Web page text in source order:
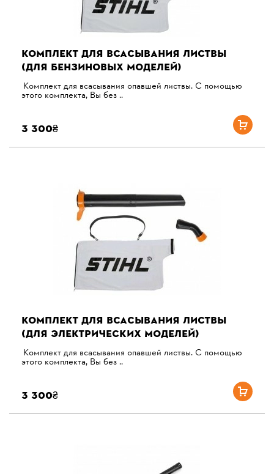
КОМПЛЕКТ ДЛЯ ВСАСЫВАНИЯ ЛИСТВЫ
(ДЛЯ БЕНЗИНОВЫХ МОДЕЛЕЙ)
Комплект для всасывания опавшей листвы. С помощью
этого комплекта, Вы без ..
3 300₴
КОМПЛЕКТ ДЛЯ ВСАСЫВАНИЯ ЛИСТВЫ
(ДЛЯ ЭЛЕКТРИЧЕСКИХ МОДЕЛЕЙ)
Комплект для всасывания опавшей листвы. С помощью
этого комплекта, Вы без ..
3 300₴